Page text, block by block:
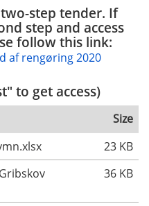
step tender. If
step and access
follow this link:
af rengøring 2020
to get access)
Size
23 KB
36 KB